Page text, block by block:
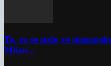
To, co se stalo ve
Milan...